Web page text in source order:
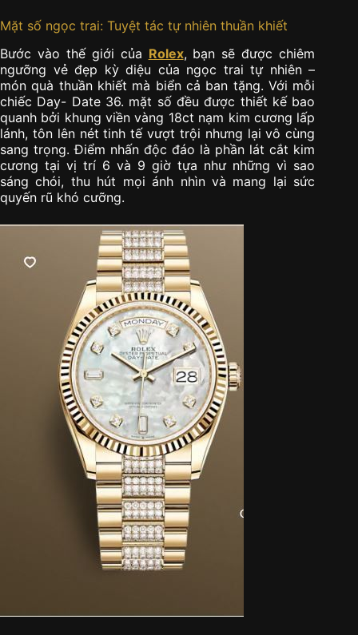
Mặt số ngọc trai: Tuyệt tác tự nhiên thuần khiết
Bước vào thế giới của Rolex, bạn sẽ được chiêm
ngưỡng vẻ đẹp kỳ diệu của ngọc trai tự nhiên –
món quà thuần khiết mà biển cả ban tặng. Với mỗi
chiếc Day- Date 36. mặt số đều được thiết kế bao
quanh bởi khung viền vàng 18ct nạm kim cương lấp
lánh, tôn lên nét tinh tế vượt trội nhưng lại vô cùng
sang trọng. Điểm nhấn độc đáo là phần lát cắt kim
cương tại vị trí 6 và 9 giờ tựa như những vì sao
sáng chói, thu hút mọi ánh nhìn và mang lại sức
quyến rũ khó cưỡng.